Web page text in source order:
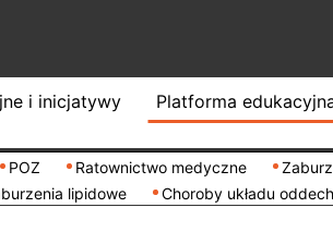
i inicjatywy Platforma
POZ Ratownictwo medyczne
lipidowe Choroby układu